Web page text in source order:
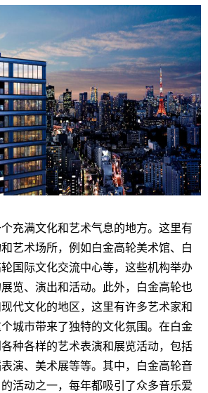
充满文化和艺术气息的地方。这里有
艺术场所，例如白金高轮美术馆、白
国际文化交流中心等，这些机构举办
览、演出和活动。此外，白金高轮也
代文化的地区，这里有许多艺术家和
城市带来了独特的文化氛围。在白金
种各样的艺术表演和展览活动，包括
演、美术展等等。其中，白金高轮音
活动之一，每年都吸引了众多音乐爱